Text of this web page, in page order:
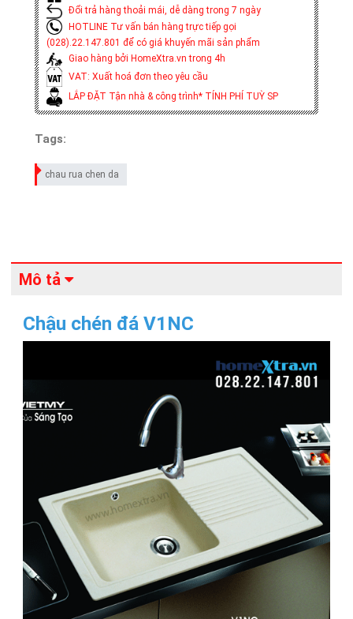
Đổi trả hàng thoải mái, dễ dàng trong 7 ngày
HOTLINE Tư vấn bán hàng trực tiếp gọi
(028).22.147.801 để có giá khuyến mãi sản phẩm
Giao hàng bởi HomeXtra.vn trong 4h
VAT: Xuất hoá đơn theo yêu cầu
LẮP ĐẶT Tận nhà & công trình* TÍNH PHÍ TUỲ SP
Tags:
chau rua chen da
Mô tả
Chậu chén đá V1NC